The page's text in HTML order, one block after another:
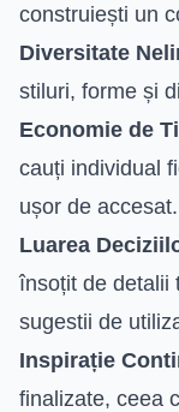
construiești un
Diversitate
stiluri, forme și
Economie de
cauți individual
ușor de accesat.
Luarea
însoțit de detalii
sugestii de
Inspirație
finalizate, ceea